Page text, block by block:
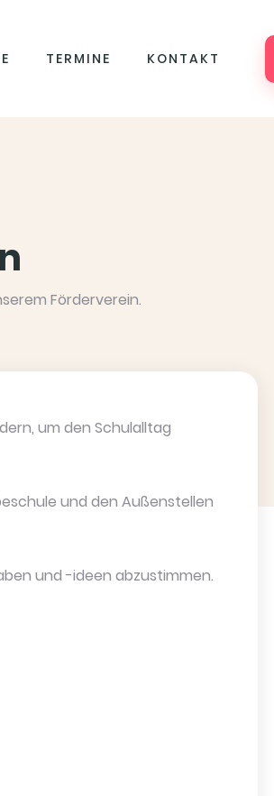
TERMINE KONTAKT
Förderverein.
um den Schulalltag
und den Außenstellen
und -ideen abzustimmen.